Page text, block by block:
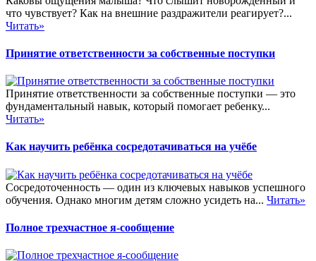
что чувствует? Как на внешние раздражители реагирует?...
Читать»
Принятие ответственности за собственные поступки
Принятие ответственности за собственные поступки — это
фундаментальный навык, который помогает ребенку...
Читать»
Как научить ребёнка сосредотачиваться на учёбе
Сосредоточенность — один из ключевых навыков успешного
обучения. Однако многим детям сложно усидеть на... Читать»
Полное трехчастное я-сообщение